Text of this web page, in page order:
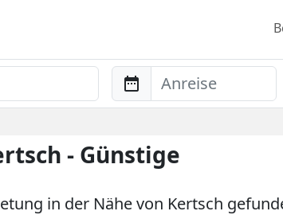
Anreise
- Günstige
in der Nähe von Kertsch